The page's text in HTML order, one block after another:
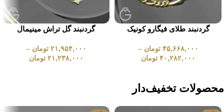
گردنبند طلای فیگارو کونیک
۴۵,۶۶۸,۰۰۰ تومان –
۴۰,۲۸۲,۰۰۰ تومان
گردنبند گل تراش مینیمال
۲۱,۹۵۴,۰۰۰ تومان –
۲۱,۲۳۸,۰۰۰ تومان
محصولات تخفیف‌دار